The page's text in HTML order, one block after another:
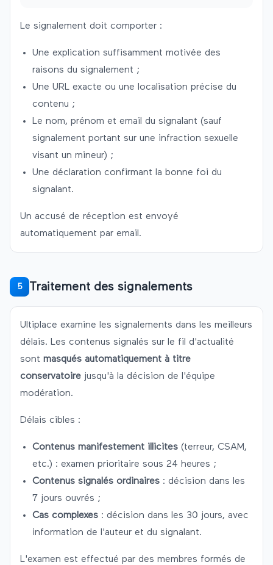
Le signalement doit comporter :
Une explication suffisamment motivée des
raisons du signalement ;
Une URL exacte ou une localisation précise du
contenu ;
Le nom, prénom et email du signalant (sauf
signalement portant sur une infraction sexuelle
visant un mineur) ;
Une déclaration confirmant la bonne foi du
signalant.
Un accusé de réception est envoyé
automatiquement par email.
5 Traitement des signalements
Ultiplace examine les signalements dans les meilleurs
délais. Les contenus signalés sur le fil d'actualité
sont masqués automatiquement à titre
conservatoire jusqu'à la décision de l'équipe
modération.
Délais cibles :
Contenus manifestement illicites (terreur, CSAM,
etc.) : examen prioritaire sous 24 heures ;
Contenus signalés ordinaires : décision dans les
7 jours ouvrés ;
Cas complexes : décision dans les 30 jours, avec
information de l'auteur et du signalant.
L'examen est effectué par des membres formés de